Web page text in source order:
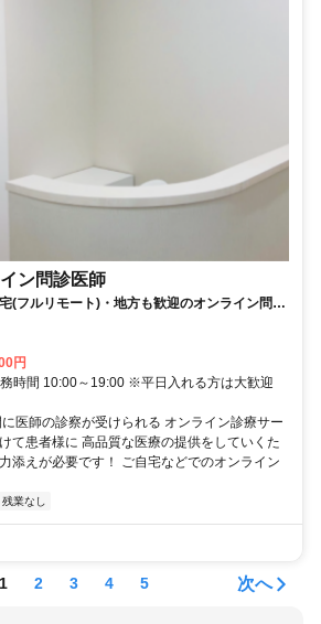
ン問診医師
(フルリモート)・地方も歓迎のオンライン問診
円
時間 10:00～19:00 ※平日入れる方は大歓迎
医師の診察が受けられる オンライン診療サー
て患者様に 高品質な医療の提供をしていくた
添えが必要です！ ご自宅などでのオンライン
残業なし
1 2 3 4 5 次へ